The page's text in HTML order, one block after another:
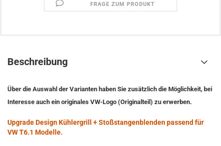
FRAGE ZUM PRODUKT
Beschreibung
Über die Auswahl der Varianten haben Sie zusätzlich die Möglichkeit, bei
Interesse auch ein originales VW-Logo (Originalteil) zu erwerben.
Upgrade Design Kühlergrill + Stoßstangenblenden passend für
VW T6.1 Modelle.